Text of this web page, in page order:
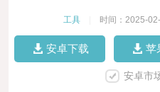
工具 时间：2025-
安卓下载 苹
安卓市